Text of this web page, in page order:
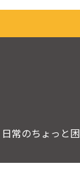
日常のちょっと